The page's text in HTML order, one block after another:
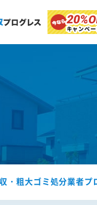
20%
キャンペ
・粗大ゴミ処分業者プ